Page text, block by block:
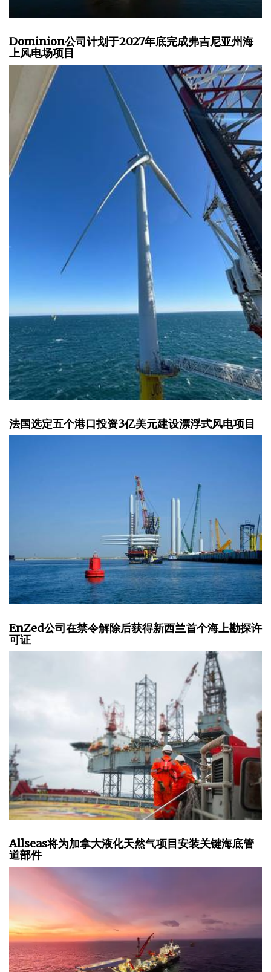
Dominion公司计划于2027年底完成弗吉尼亚州海
上风电场项目
法国选定五个港口投资3亿美元建设漂浮式风电项目
EnZed公司在禁令解除后获得新西兰首个海上勘探许
可证
Allseas将为加拿大液化天然气项目安装关键海底管
道部件